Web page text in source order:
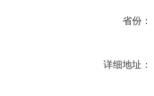
省份：
详细地址：